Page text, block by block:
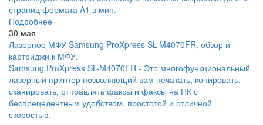
страниц формата A1 в мин.
Подробнее
30 мая
Лазерное МФУ Samsung ProXpress SL-M4070FR, обзор и
картриджи к МФУ.
Samsung ProXpress SL-M4070FR - Это многофункциональный
лазерный принтер позволяющий вам печатать, копировать,
сканировать, отправлять факсы и факсы на ПК с
беспрецедентным удобством, простотой и отличной
скоростью.